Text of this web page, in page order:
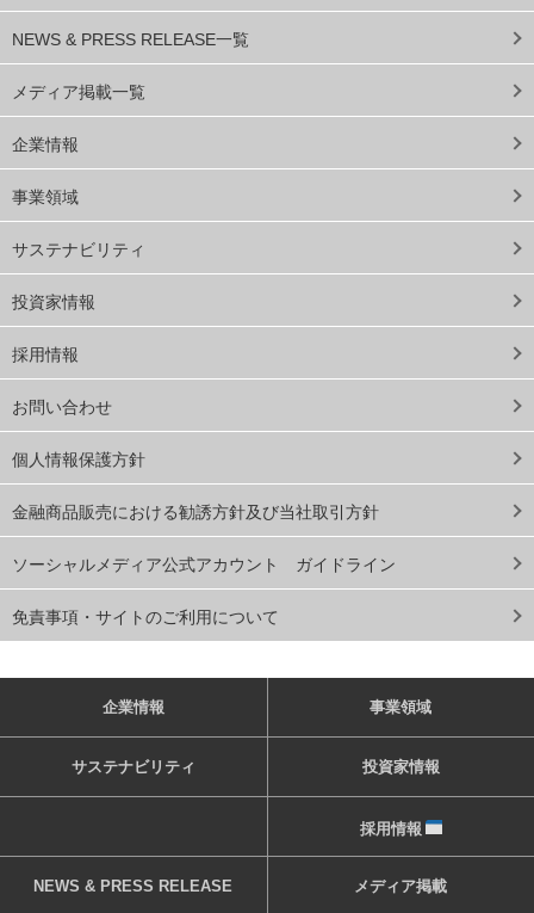
NEWS & PRESS RELEASE一覧
メディア掲載一覧
企業情報
事業領域
サステナビリティ
投資家情報
採用情報
お問い合わせ
個人情報保護方針
金融商品販売における勧誘方針及び当社取引方針
ソーシャルメディア公式アカウント ガイドライン
免責事項・サイトのご利用について
企業情報 事業領域
サステナビリティ 投資家情報
採用情報
NEWS & PRESS RELEASE メディア掲載